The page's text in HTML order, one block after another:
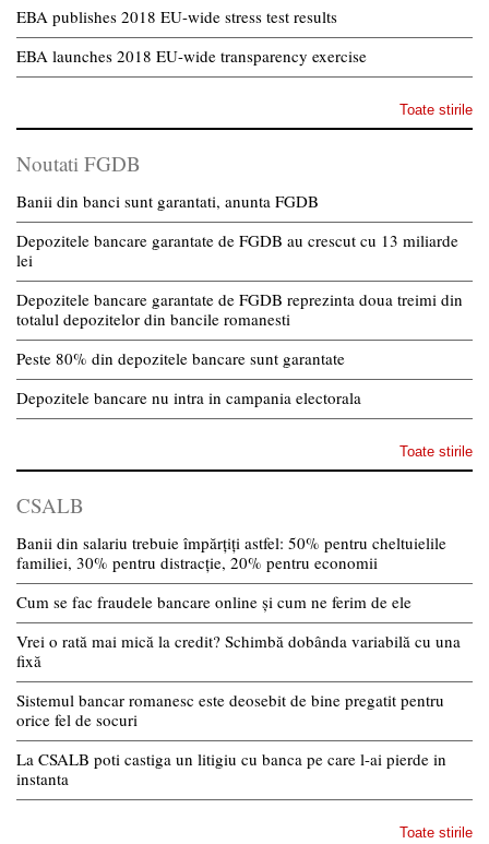
EBA publishes 2018 EU-wide stress test results
EBA launches 2018 EU-wide transparency exercise
Toate stirile
Noutati FGDB
Banii din banci sunt garantati, anunta FGDB
Depozitele bancare garantate de FGDB au crescut cu 13 miliarde
lei
Depozitele bancare garantate de FGDB reprezinta doua treimi din
totalul depozitelor din bancile romanesti
Peste 80% din depozitele bancare sunt garantate
Depozitele bancare nu intra in campania electorala
Toate stirile
CSALB
Banii din salariu trebuie împărțiți astfel: 50% pentru cheltuielile
familiei, 30% pentru distracție, 20% pentru economii
Cum se fac fraudele bancare online și cum ne ferim de ele
Vrei o rată mai mică la credit? Schimbă dobânda variabilă cu una
fixă
Sistemul bancar romanesc este deosebit de bine pregatit pentru
orice fel de socuri
La CSALB poti castiga un litigiu cu banca pe care l-ai pierde in
instanta
Toate stirile